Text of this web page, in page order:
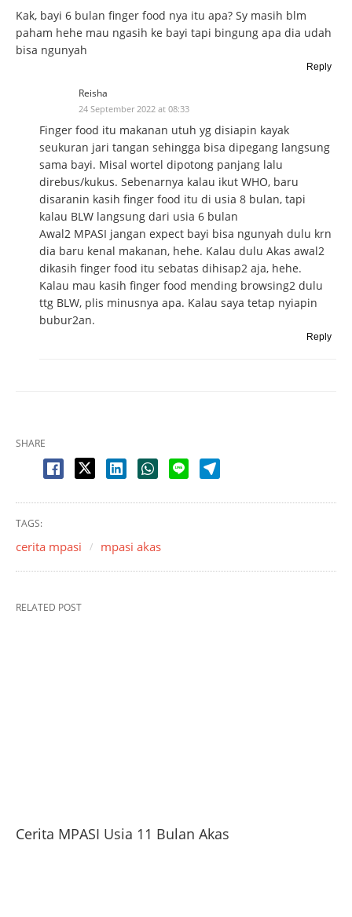
Kak, bayi 6 bulan finger food nya itu apa? Sy masih blm
paham hehe mau ngasih ke bayi tapi bingung apa dia udah
bisa ngunyah
Reply
Reisha
24 September 2022 at 08:33
Finger food itu makanan utuh yg disiapin kayak
seukuran jari tangan sehingga bisa dipegang langsung
sama bayi. Misal wortel dipotong panjang lalu
direbus/kukus. Sebenarnya kalau ikut WHO, baru
disaranin kasih finger food itu di usia 8 bulan, tapi
kalau BLW langsung dari usia 6 bulan
Awal2 MPASI jangan expect bayi bisa ngunyah dulu krn
dia baru kenal makanan, hehe. Kalau dulu Akas awal2
dikasih finger food itu sebatas dihisap2 aja, hehe.
Kalau mau kasih finger food mending browsing2 dulu
ttg BLW, plis minusnya apa. Kalau saya tetap nyiapin
bubur2an.
Reply
SHARE
TAGS:
cerita mpasi mpasi akas
RELATED POST
Cerita MPASI Usia 11 Bulan Akas